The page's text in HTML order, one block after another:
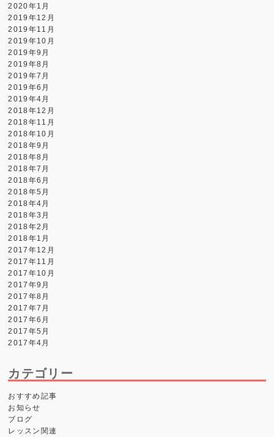
2020年1月
2019年12月
2019年11月
2019年10月
2019年9月
2019年8月
2019年7月
2019年6月
2019年4月
2018年12月
2018年11月
2018年10月
2018年9月
2018年8月
2018年7月
2018年6月
2018年5月
2018年4月
2018年3月
2018年2月
2018年1月
2017年12月
2017年11月
2017年10月
2017年9月
2017年8月
2017年7月
2017年6月
2017年5月
2017年4月
カテゴリー
おすすめ記事
お知らせ
ブログ
レッスン関連